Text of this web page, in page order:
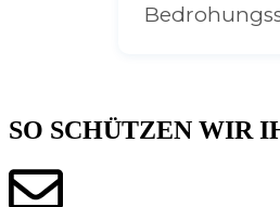
SO SCHÜTZEN WIR